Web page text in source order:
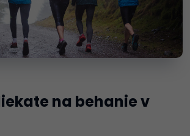
na behanie v